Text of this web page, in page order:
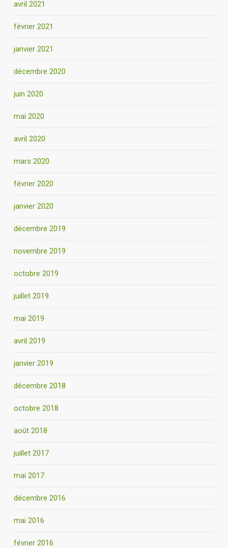
avril 2021
février 2021
janvier 2021
décembre 2020
juin 2020
mai 2020
avril 2020
mars 2020
février 2020
janvier 2020
décembre 2019
novembre 2019
octobre 2019
juillet 2019
mai 2019
avril 2019
janvier 2019
décembre 2018
octobre 2018
août 2018
juillet 2017
mai 2017
décembre 2016
mai 2016
février 2016